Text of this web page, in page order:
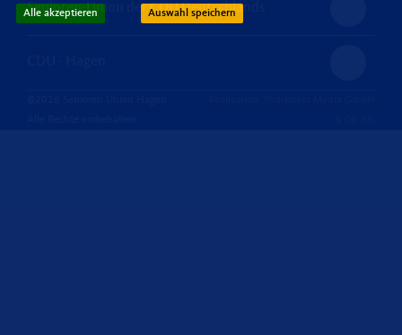
Senioren-Union der CDU Deutschlands
Alle akzeptieren Auswahl speichern